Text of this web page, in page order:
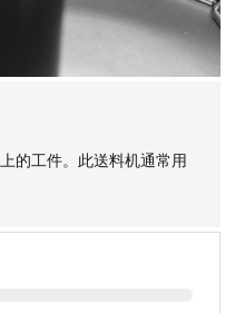
的工件。此送料机通常用